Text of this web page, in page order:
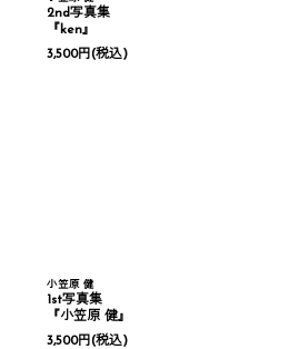
2nd写真集
『ken』
3,500円(税込)
小笠原 健
1st写真集
『小笠原 健』
3,500円(税込)